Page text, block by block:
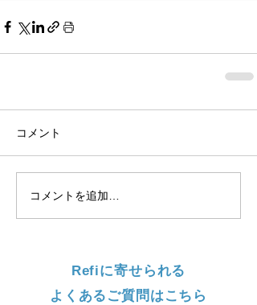
コメント
コメントを追加…
Refiに寄せられる
よくあるご質問はこちら